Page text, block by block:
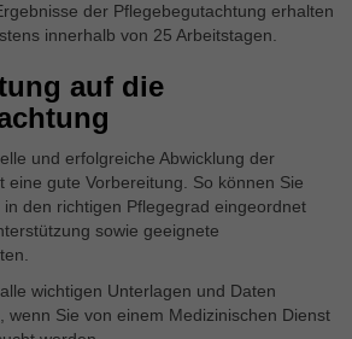
der Pflegebegutachtung erhalten
innerhalb von 25 Arbeitstagen.
auf die
und erfolgreiche Abwicklung der
eine gute Vorbereitung. So können Sie
den richtigen Pflegegrad eingeordnet
sowie geeignete
wichtigen Unterlagen und Daten
wenn Sie von einem Medizinischen Dienst